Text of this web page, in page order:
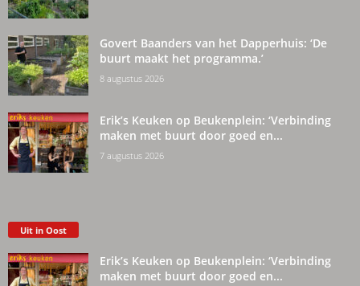
Govert Baanders van het Dapperhuis: ‘De
buurt maakt het programma.’
8 augustus 2026
Erik’s Keuken op Beukenplein: ‘Verbinding
maken met buurt door goed en...
7 augustus 2026
Uit in Oost
Erik’s Keuken op Beukenplein: ‘Verbinding
maken met buurt door goed en...